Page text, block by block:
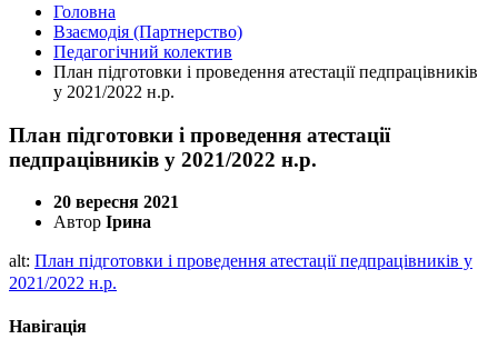
Головна
Взаємодія (Партнерство)
Педагогічний колектив
План підготовки і проведення атестації педпрацівників
у 2021/2022 н.р.
План підготовки і проведення атестації
педпрацівників у 2021/2022 н.р.
20 вересня 2021
Автор Ірина
alt: План підготовки і проведення атестації педпрацівників у
2021/2022 н.р.
Навігація